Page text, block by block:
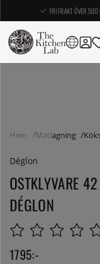
FRI FRAKT ÖVER
Hem Matlagning
Déglon
OSTKLYVARE
DÉGLON
1795:-